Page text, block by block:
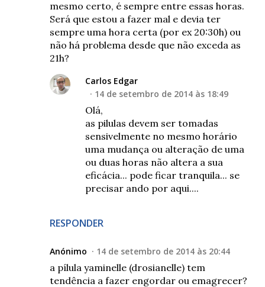
mesmo certo, é sempre entre essas horas.
Será que estou a fazer mal e devia ter
sempre uma hora certa (por ex 20:30h) ou
não há problema desde que não exceda as
21h?
RESPONDER
Carlos Edgar
14 de setembro de 2014 às 18:49
Olá,
as pilulas devem ser tomadas
sensivelmente no mesmo horário
uma mudança ou alteração de uma
ou duas horas não altera a sua
eficácia... pode ficar tranquila... se
precisar ando por aqui....
Anónimo 14 de setembro de 2014 às 20:44
a pílula yaminelle (drosianelle) tem
tendência a fazer engordar ou emagrecer?